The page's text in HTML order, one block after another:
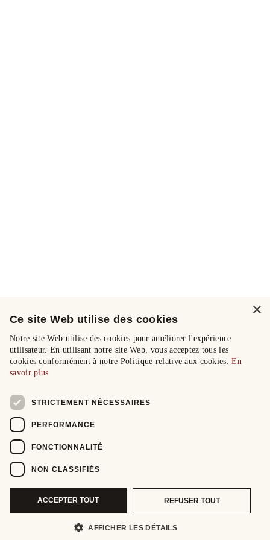
×
Ce site Web utilise des cookies
Notre site Web utilise des cookies pour améliorer l'expérience
utilisateur. En utilisant notre site Web, vous acceptez tous les
cookies conformément à notre Politique relative aux cookies.En
savoir plus
STRICTEMENT NÉCESSAIRES
PERFORMANCE
FONCTIONNALITÉ
NON CLASSIFIÉS
ACCEPTER TOUT REFUSER TOUT
AFFICHER LES DÉTAILS